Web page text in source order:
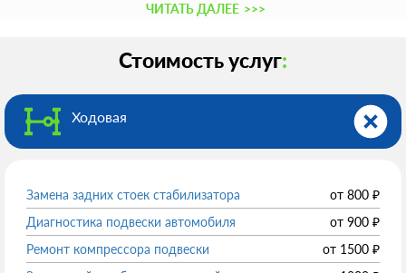
ЧИТАТЬ ДАЛЕЕ >>>
Стоимость услуг:
Ходовая
Замена задних стоек стабилизатора от 800 ₽
Диагностика подвески автомобиля
от 900 ₽
Ремонт компрессора подвески
от 1500 ₽